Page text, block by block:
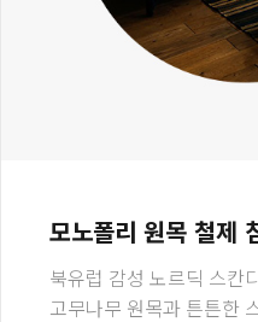
모노폴리 원목 철제
북유럽 감성 노르딕 스칸
고무나무 원목과 튼튼한